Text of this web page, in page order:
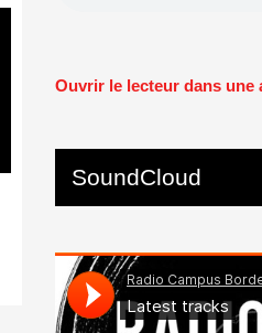
Ouvrir le lecteur dans une
SoundCloud